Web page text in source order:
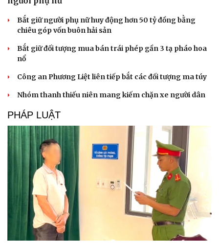
Văn hóa
Sân khấu - Điện ảnh
Văn học
Âm nhạc
Di sản
Giải trí
Nghệ sĩ
Thời trang
Sao Việt
Bắt giữ người phụ nữ huy động hơn 50 tỷ đồng bằng
chiêu góp vốn buôn hải sản
Bắt giữ đối tượng mua bán trái phép gần 3 tạ pháo hoa
nổ
Công an Phương Liệt liên tiếp bắt các đối tượng ma túy
Nhóm thanh thiếu niên mang kiếm chặn xe người dân
PHÁP LUẬT